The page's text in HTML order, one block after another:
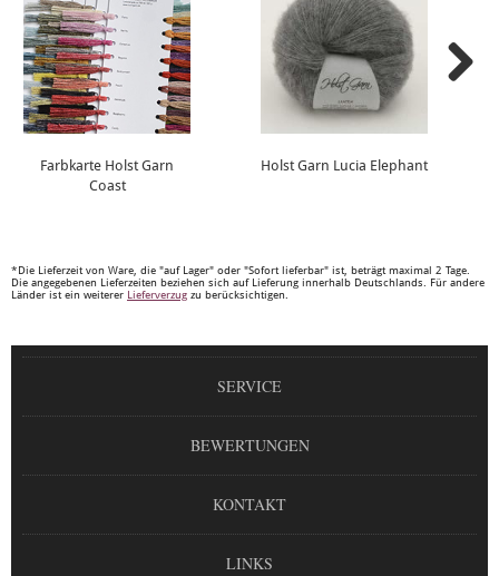
Farbkarte Holst Garn
Coast
Holst Garn Lucia Elephant
*Die Lieferzeit von Ware, die "auf Lager" oder "Sofort lieferbar" ist, beträgt maximal 2 Tage.
Die angegebenen Lieferzeiten beziehen sich auf Lieferung innerhalb Deutschlands. Für andere
Länder ist ein weiterer Lieferverzug zu berücksichtigen.
SERVICE
BEWERTUNGEN
KONTAKT
LINKS